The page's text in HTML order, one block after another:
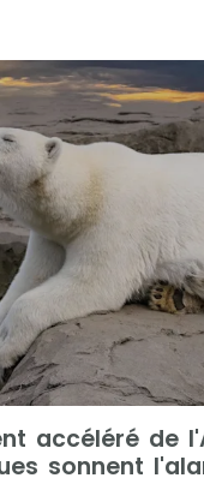
accéléré de
sonnent